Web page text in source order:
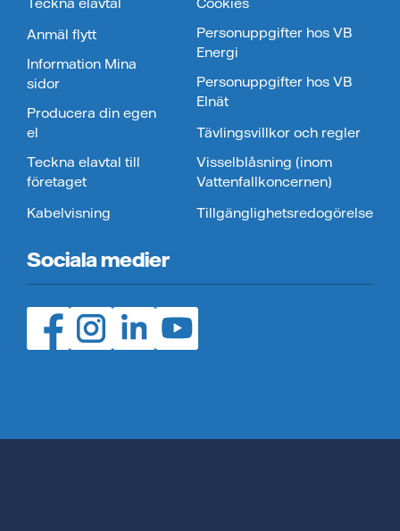
Anmäl flytt
Information Mina
sidor
Producera din egen
el
Teckna elavtal till
företaget
Kabelvisning
Personuppgifter hos VB
Energi
Personuppgifter hos VB
Elnät
Tävlingsvillkor och regler
Visselblåsning (inom
Vattenfallkoncernen)
Tillgänglighetsredogörelse
Sociala medier
Facebook (öppnas i ny flik)
Instagram (öppnas i ny flik)
LinedIn (öppnas i ny flik)